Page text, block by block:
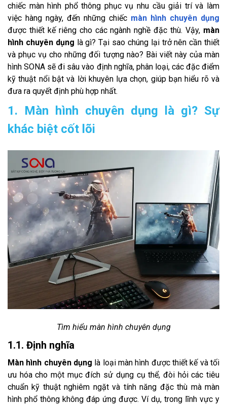
chiếc màn hình phổ thông phục vụ nhu cầu giải trí và làm
việc hàng ngày, đến những chiếc màn hình chuyên dụng
được thiết kế riêng cho các ngành nghề đặc thù. Vậy, màn
hình chuyên dụng là gì? Tại sao chúng lại trở nên cần thiết
và phục vụ cho những đối tượng nào? Bài viết này của màn
hình SONA sẽ đi sâu vào định nghĩa, phân loại, các đặc điểm
kỹ thuật nổi bật và lời khuyên lựa chọn, giúp bạn hiểu rõ và
đưa ra quyết định phù hợp nhất.
1. Màn hình chuyên dụng là gì? Sự
khác biệt cốt lõi
Tìm hiểu màn hình chuyên dụng
1.1. Định nghĩa
Màn hình chuyên dụng là loại màn hình được thiết kế và tối
ưu hóa cho một mục đích sử dụng cụ thể, đòi hỏi các tiêu
chuẩn kỹ thuật nghiêm ngặt và tính năng đặc thù mà màn
hình phổ thông không đáp ứng được. Ví dụ, trong lĩnh vực y